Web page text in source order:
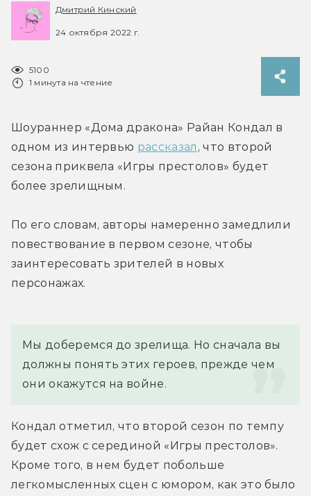
Дмитрий Кинский
24 октября 2022 г.
5100
1 минута на чтение
Шоураннер «Дома дракона» Райан Кондал в
одном из интервью рассказал , что второй
сезона приквела «Игры престолов» будет
более зрелищным.
По его словам, авторы намеренно замедлили
повествование в первом сезоне, чтобы
заинтересовать зрителей в новых
персонажах.
Мы доберемся до зрелища. Но сначала вы
должны понять этих героев, прежде чем
они окажутся на войне.
Кондал отметил, что второй сезон по темпу
будет схож с серединой «Игры престолов».
Кроме того, в нем будет побольше
легкомысленных сцен с юмором, как это было